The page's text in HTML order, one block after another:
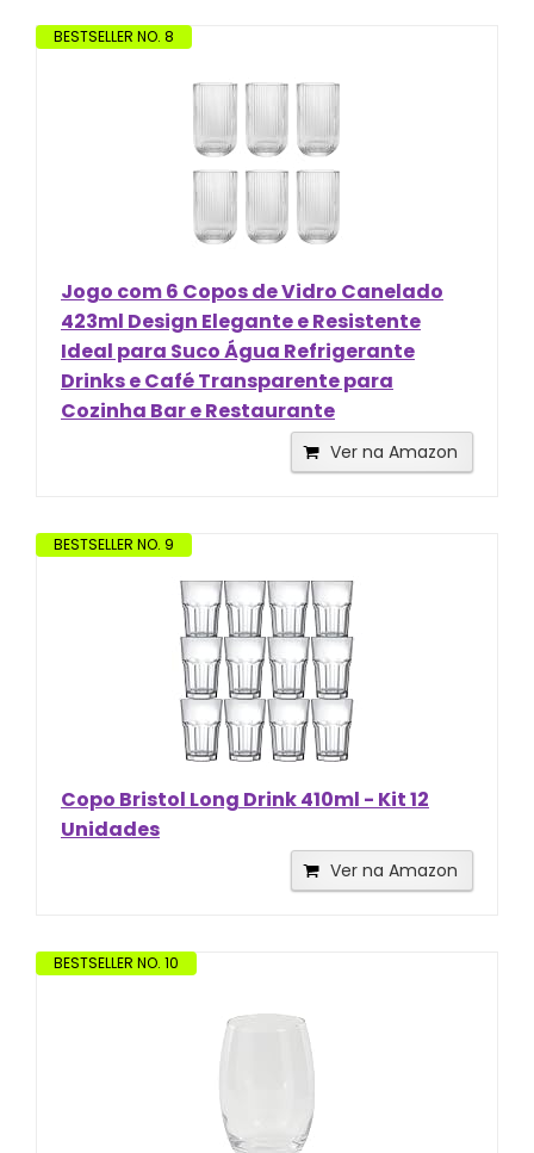
BESTSELLER NO. 8
Jogo com 6 Copos de Vidro Canelado
423ml Design Elegante e Resistente
Ideal para Suco Água Refrigerante
Drinks e Café Transparente para
Cozinha Bar e Restaurante
Ver na Amazon
BESTSELLER NO. 9
Copo Bristol Long Drink 410ml - Kit 12
Unidades
Ver na Amazon
BESTSELLER NO. 10